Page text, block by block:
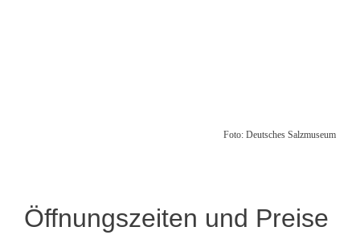
Foto: Deutsches Salzmuseum
Öffnungszeiten und Preise